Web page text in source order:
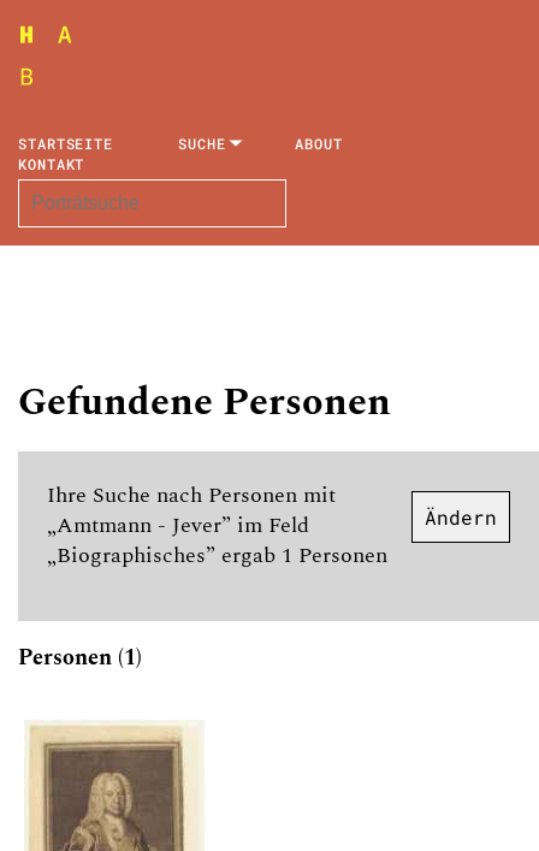
STARTSEITE SUCHE
ABOUT
KONTAKT
Gefundene Personen
Ihre Suche nach Personen mit
„Amtmann - Jever” im Feld
„Biographisches” ergab 1 Personen
Ändern
Personen (1)